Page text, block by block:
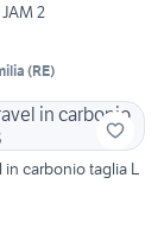
2
(RE)
in carbonio taglia L